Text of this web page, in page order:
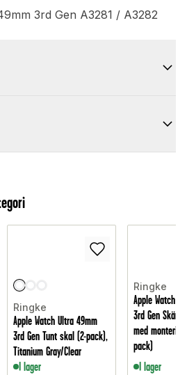
3rd Gen A3281 / A3282
Ringke
Apple Watch Ultra 49mm
3rd Gen Tunt skal (2-pack),
Titanium Gray/Clear
I lager
Ringke
Apple Watch
3rd Gen
med
pack)
I lager